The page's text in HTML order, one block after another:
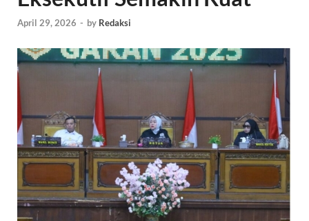
April 29, 2026 - by Redaksi